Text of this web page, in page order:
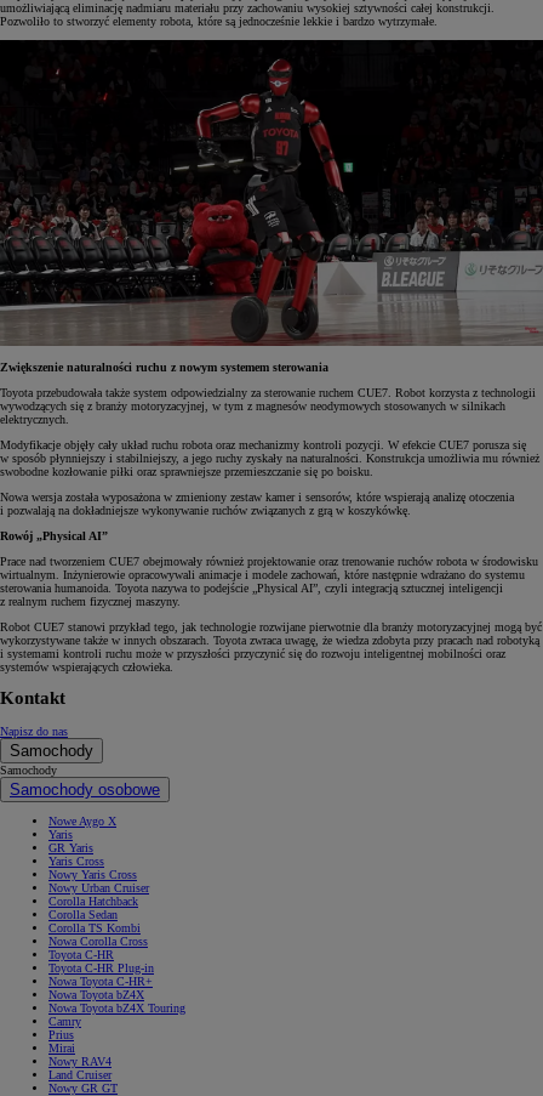
umożliwiającą eliminację nadmiaru materiału przy zachowaniu wysokiej sztywności całej konstrukcji.
Pozwoliło to stworzyć elementy robota, które są jednocześnie lekkie i bardzo wytrzymałe.
Zwiększenie naturalności ruchu z nowym systemem sterowania
Toyota przebudowała także system odpowiedzialny za sterowanie ruchem CUE7. Robot korzysta z technologii
wywodzących się z branży motoryzacyjnej, w tym z magnesów neodymowych stosowanych w silnikach
elektrycznych.
Modyfikacje objęły cały układ ruchu robota oraz mechanizmy kontroli pozycji. W efekcie CUE7 porusza się
w sposób płynniejszy i stabilniejszy, a jego ruchy zyskały na naturalności. Konstrukcja umożliwia mu również
swobodne kozłowanie piłki oraz sprawniejsze przemieszczanie się po boisku.
Nowa wersja została wyposażona w zmieniony zestaw kamer i sensorów, które wspierają analizę otoczenia
i pozwalają na dokładniejsze wykonywanie ruchów związanych z grą w koszykówkę.
Rowój „Physical AI”
Prace nad tworzeniem CUE7 obejmowały również projektowanie oraz trenowanie ruchów robota w środowisku
wirtualnym. Inżynierowie opracowywali animacje i modele zachowań, które następnie wdrażano do systemu
sterowania humanoida. Toyota nazywa to podejście „Physical AI”, czyli integracją sztucznej inteligencji
z realnym ruchem fizycznej maszyny.
Robot CUE7 stanowi przykład tego, jak technologie rozwijane pierwotnie dla branży motoryzacyjnej mogą być
wykorzystywane także w innych obszarach. Toyota zwraca uwagę, że wiedza zdobyta przy pracach nad robotyką
i systemami kontroli ruchu może w przyszłości przyczynić się do rozwoju inteligentnej mobilności oraz
systemów wspierających człowieka.
Kontakt
Napisz do nas
Samochody
Samochody
Samochody osobowe
Nowe Aygo X
Yaris
GR Yaris
Yaris Cross
Nowy Yaris Cross
Nowy Urban Cruiser
Corolla Hatchback
Corolla Sedan
Corolla TS Kombi
Nowa Corolla Cross
Toyota C-HR
Toyota C-HR Plug-in
Nowa Toyota C-HR+
Nowa Toyota bZ4X
Nowa Toyota bZ4X Touring
Camry
Prius
Mirai
Nowy RAV4
Land Cruiser
Nowy GR GT